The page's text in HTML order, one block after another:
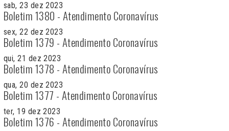
sab, 23 dez 2023
Boletim 1380 - Atendimento Coronavírus
sex, 22 dez 2023
Boletim 1379 - Atendimento Coronavírus
qui, 21 dez 2023
Boletim 1378 - Atendimento Coronavírus
qua, 20 dez 2023
Boletim 1377 - Atendimento Coronavírus
ter, 19 dez 2023
Boletim 1376 - Atendimento Coronavírus